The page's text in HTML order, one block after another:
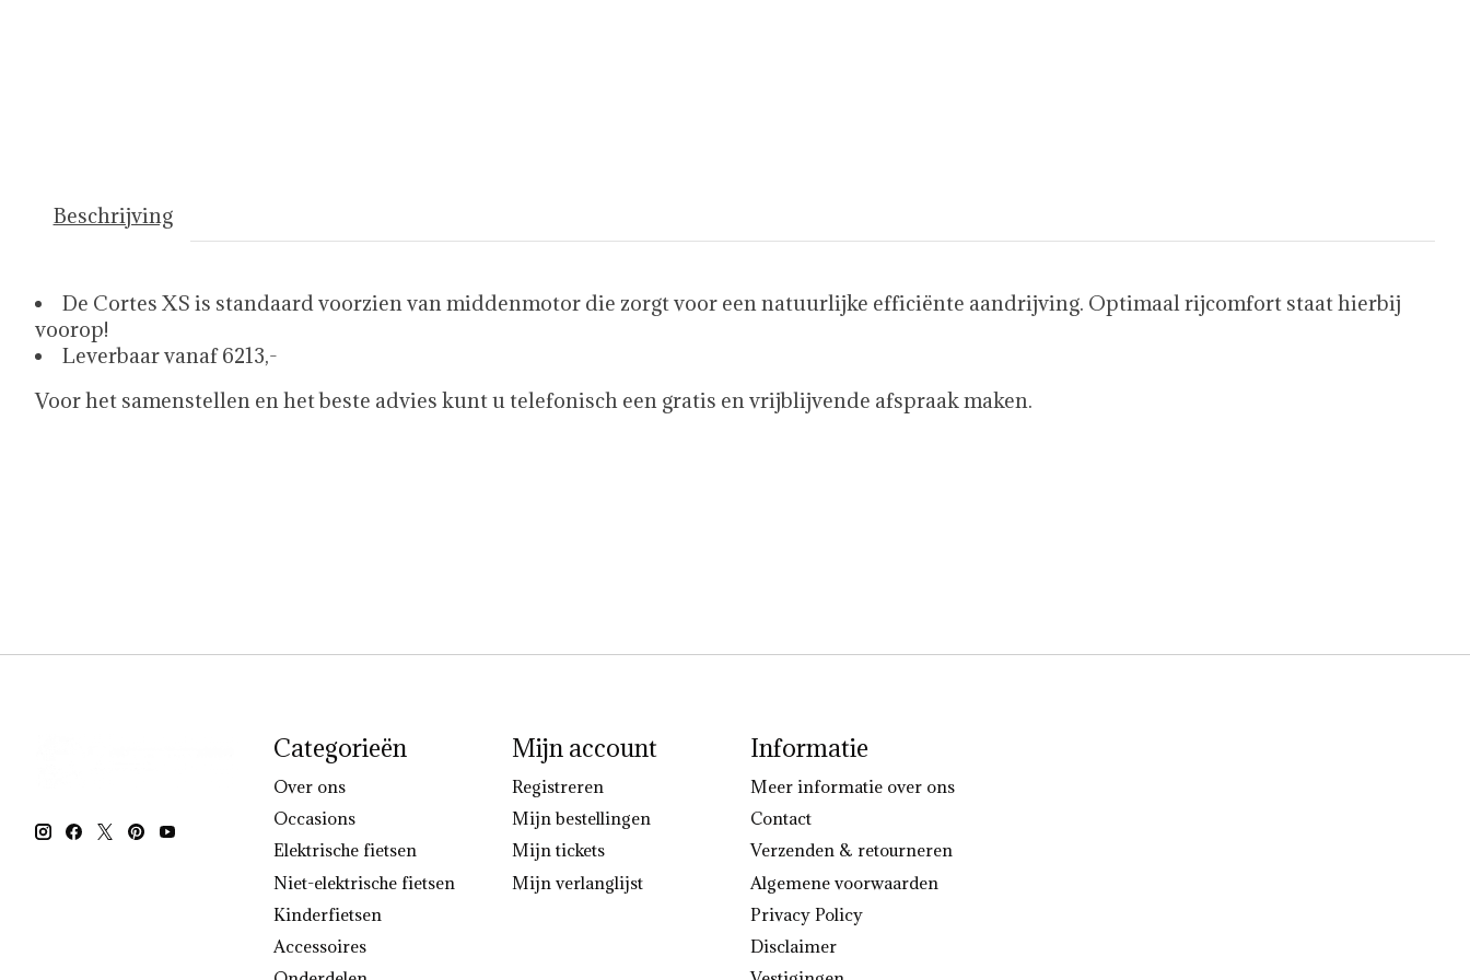
Beschrijving
De Cortes XS is standaard voorzien van middenmotor die zorgt voor een natuurlijke efficiënte aandrijving. Optimaal rijcomfort staat hierbij
voorop!
Leverbaar vanaf 6213,-
Voor het samenstellen en het beste advies kunt u telefonisch een gratis en vrijblijvende afspraak maken.
Categorieën
Over ons
Occasions
Elektrische fietsen
Niet-elektrische fietsen
Kinderfietsen
Accessoires
Mijn account
Registreren
Mijn bestellingen
Mijn tickets
Mijn verlanglijst
Informatie
Meer informatie over ons
Contact
Verzenden & retourneren
Algemene voorwaarden
Privacy Policy
Disclaimer